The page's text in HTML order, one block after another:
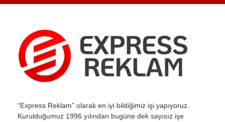
“Express Reklam” olarak en iyi bildiğimiz işi yapıyoruz.
Kurulduğumuz 1996 yılından bugüne dek sayısız işe